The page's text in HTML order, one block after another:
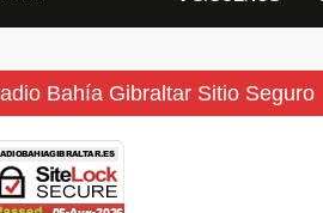
Bahía Gibraltar Sitio Seguro